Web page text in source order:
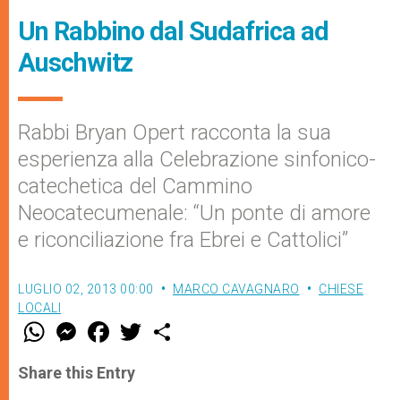
Un Rabbino dal Sudafrica ad
Auschwitz
Rabbi Bryan Opert racconta la sua
esperienza alla Celebrazione sinfonico-
catechetica del Cammino
Neocatecumenale: “Un ponte di amore
e riconciliazione fra Ebrei e Cattolici”
LUGLIO 02, 2013 00:00 MARCO CAVAGNARO
CHIESE
LOCALI
W
t
s
M
e
s
e
F
a
e
b
w
Share this Entry